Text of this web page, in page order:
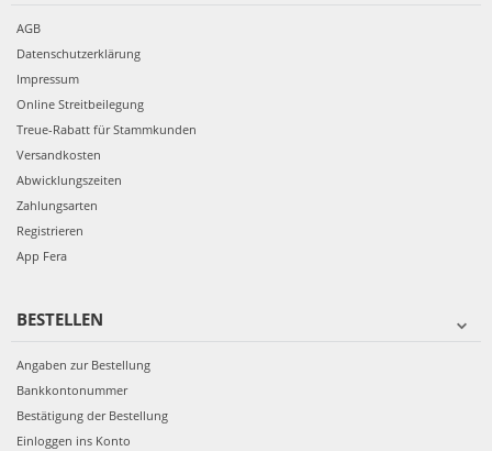
AGB
Datenschutzerklärung
Impressum
Online Streitbeilegung
Treue-Rabatt für Stammkunden
Versandkosten
Abwicklungszeiten
Zahlungsarten
Registrieren
App Fera
BESTELLEN
Angaben zur Bestellung
Bankkontonummer
Bestätigung der Bestellung
Einloggen ins Konto